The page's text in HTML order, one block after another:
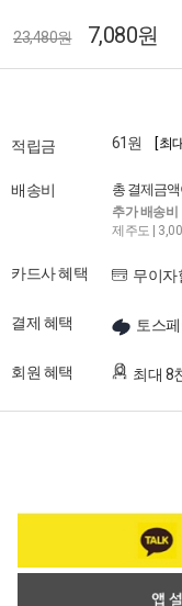
23,480원 7,080원
적립금 61원 [ 최
배송비 총 결제금액
추가 배송비
제주도 |
카드사 혜택 무이자
결제 혜택 토스
회원 혜택 최대 8